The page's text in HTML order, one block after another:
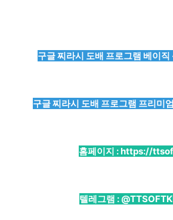
구글 찌라시 도배 프로그램 베이
구글 찌라시 도배 프로그램 프리미
홈페이지 :https://
텔레그램 :